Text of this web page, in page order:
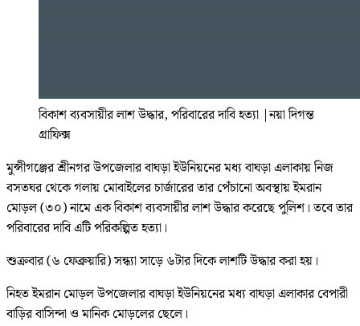
বিকাশ ব্যবসায়ীর লাশ উদ্ধার, পরিবারের দাবি হত্যা |নয়া দিগন্ত
গ্রাফিক্স
মুন্সীগঞ্জের শ্রীনগর উপজেলার বাঘড়া ইউনিয়নের মধ্য বাঘড়া এলাকায় নিজ
বসতঘর থেকে গলায় মোবাইলের চার্জারের তার পেঁচানো অবস্থায় ইমরান
মোড়ল (৩০) নামে এক বিকাশ ব্যবসায়ীর লাশ উদ্ধার করেছে পুলিশ। তবে তার
পরিবারের দাবি এটি পরিকল্পিত হত্যা।
শুক্রবার (৬ ফেব্রুয়ারি) সন্ধ্যা সাড়ে ৬টার দিকে লাশটি উদ্ধার করা হয়।
নিহত ইমরান মোড়ল উপজেলার বাঘড়া ইউনিয়নের মধ্য বাঘড়া এলাকার বেপারী
বাড়ির বাসিন্দা ও মানিক মোড়লের ছেলে।